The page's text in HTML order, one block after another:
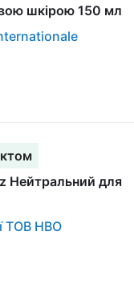
шкірою 150 мл
Нейтральний для
ТОВ НВО